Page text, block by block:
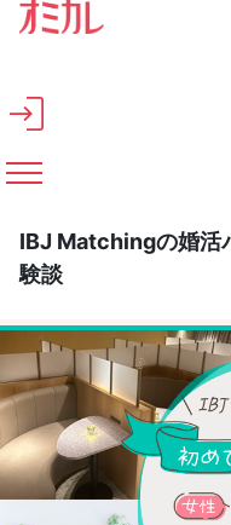
メインコンテンツへスキップ
IBJ Matchingの婚活
験談